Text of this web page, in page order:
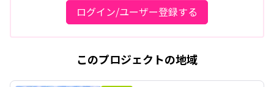
ログイン/ユーザー登録する
このプロジェクトの地域